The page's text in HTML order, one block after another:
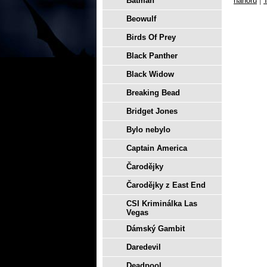
Beowulf
Birds Of Prey
Black Panther
Black Widow
Breaking Bead
Bridget Jones
Bylo nebylo
Captain America
Čarodějky
Čarodějky z East End
CSI Kriminálka Las
Vegas
Dámský Gambit
Daredevil